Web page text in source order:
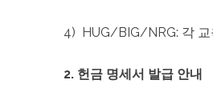
4) HUG/BIG/NRG: 각 교
2. 헌금 명세서 발급 안내